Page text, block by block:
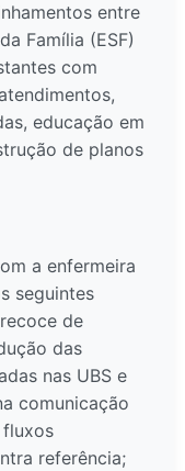
entre
Família (ESF)
com
educação em
de planos
a enfermeira
seguintes
de
das
nas UBS e
comunicação
referência;